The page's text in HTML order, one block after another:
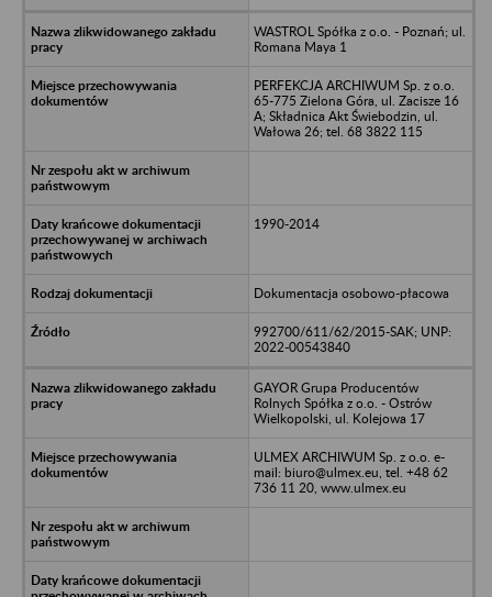
WASTROL Spółka z o.o. - Poznań; ul.
Romana Maya 1
PERFEKCJA ARCHIWUM Sp. z o.o.
65-775 Zielona Góra, ul. Zacisze 16
A; Składnica Akt Świebodzin, ul.
Wałowa 26; tel. 68 3822 115
1990-2014
Dokumentacja osobowo-płacowa
992700/611/62/2015-SAK; UNP:
2022-00543840
GAYOR Grupa Producentów
Rolnych Spółka z o.o. - Ostrów
Wielkopolski, ul. Kolejowa 17
ULMEX ARCHIWUM Sp. z o.o. e-
mail: biuro@ulmex.eu, tel. +48 62
736 11 20, www.ulmex.eu